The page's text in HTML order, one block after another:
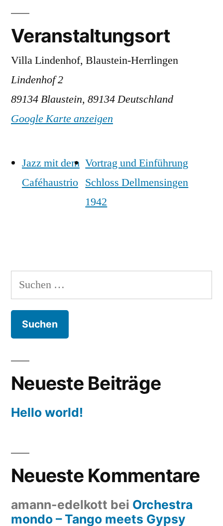
Veranstaltungsort
Villa Lindenhof, Blaustein-Herrlingen
Lindenhof 2
89134 Blaustein, 89134Deutschland
Google Karte anzeigen
Jazz mit dem
Caféhaustrio
Vortrag und Einführung
Schloss Dellmensingen
1942
Suche
nach:
Neueste Beiträge
Hello world!
Neueste Kommentare
amann-edelkott bei Orchestra
mondo – Tango meets Gypsy